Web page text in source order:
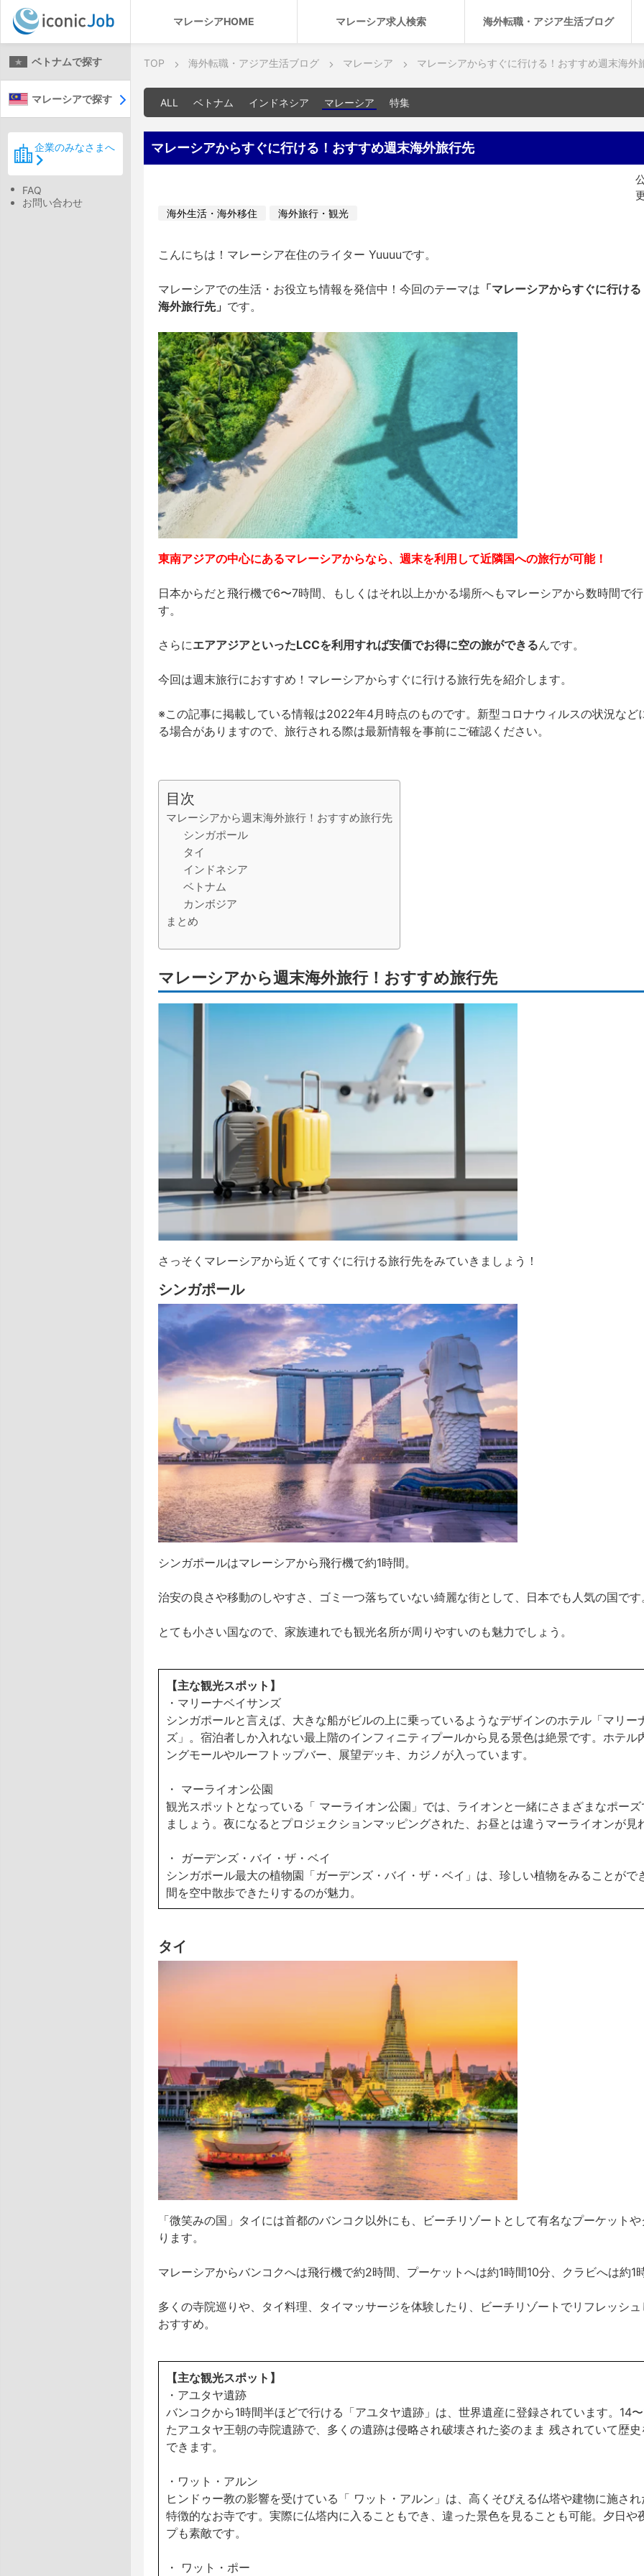
マレーシアHOME マレーシア求人検索 海外転職・アジア生活ブログ
ベトナムで探す
マレーシアで探す
企業のみなさまへ
FAQ
お問い合わせ
TOP 海外転職・アジア生活ブログ マレーシア マレーシアからすぐに行ける！おすすめ週末海外
ALL ベトナム インドネシア マレーシア 特集
マレーシアからすぐに行ける！おすすめ週末海外旅行先
海外生活・海外移住 海外旅行・観光
こんにちは！マレーシア在住のライター Yuuuuです。
マレーシアでの生活・お役立ち情報を発信中！今回のテーマは 「マレーシアからすぐに行け
海外旅行先」 です。
東南アジアの中心にあるマレーシアからなら、週末を利用して近隣国への旅行が可能！
日本からだと飛行機で6〜7時間、もしくはそれ以上かかる場所へもマレーシアから数時間で
す。
さらにエアアジアといったLCCを利用すれば安価でお得に空の旅ができるんです。
今回は週末旅行におすすめ！マレーシアからすぐに行ける旅行先を紹介します。
※この記事に掲載している情報は2022年4月時点のものです。新型コロナウィルスの状況など
る場合がありますので、旅行される際は最新情報を事前にご確認ください。
目次
マレーシアから週末海外旅行！おすすめ旅行先
シンガポール
タイ
インドネシア
ベトナム
カンボジア
まとめ
マレーシアから週末海外旅行！おすすめ旅行先
さっそくマレーシアから近くてすぐに行ける旅行先をみていきましょう！
シンガポール
シンガポールはマレーシアから飛行機で約1時間。
治安の良さや移動のしやすさ、ゴミ一つ落ちていない綺麗な街として、日本でも人気の国です
とても小さい国なので、家族連れでも観光名所が周りやすいのも魅力でしょう。
【主な観光スポット】
・マリーナベイサンズ
シンガポールと言えば、大きな船がビルの上に乗っているようなデザインのホテル「マリー
ズ」。宿泊者しか入れない最上階のインフィニティプールから見る景色は絶景です。ホテル
ングモールやルーフトップバー、展望デッキ、カジノが入っています。
・ マーライオン公園
観光スポットとなっている「 マーライオン公園」では、ライオンと一緒にさまざまなポー
ましょう。夜になるとプロジェクションマッピングされた、お昼とは違うマーライオンが見
・ ガーデンズ・バイ・ザ・ベイ
シンガポール最大の植物園「ガーデンズ・バイ・ザ・ベイ」は、珍しい植物をみることがで
間を空中散歩できたりするのが魅力。
タイ
「微笑みの国」タイには首都のバンコク以外にも、ビーチリゾートとして有名なプーケット
ります。
マレーシアからバンコクへは飛行機で約2時間、プーケットへは約1時間10分、クラビへは約1
多くの寺院巡りや、タイ料理、タイマッサージを体験したり、ビーチリゾートでリフレッシ
おすすめ。
【主な観光スポット】
・アユタヤ遺跡
バンコクから1時間半ほどで行ける「アユタヤ遺跡」は、世界遺産に登録されています。14
たアユタヤ王朝の寺院遺跡で、多くの遺跡は侵略され破壊された姿のまま 残されていて歴
できます。
・ワット・アルン
ヒンドゥー教の影響を受けている「 ワット・アルン」は、高くそびえる仏塔や建物に施さ
特徴的なお寺です。実際に仏塔内に入ることもでき、違った景色を見ることも可能。夕日や
プも素敵です。
・ ワット・ポー